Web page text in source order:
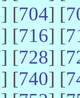
] [704] [
] [716] [
] [728] [
] [740] [